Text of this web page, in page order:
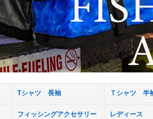
Tシャツ 長袖 Ｔシャツ 半
フィッシングアクセサリー レディース